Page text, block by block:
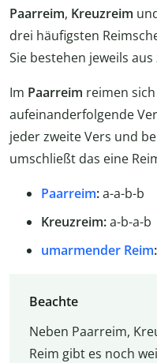
Paarreim, Kreuzreim
drei häufigsten
Sie bestehen jeweils
Im Paarreim reimen
aufeinanderfolgende
jeder zweite Vers und
umschließt das eine
Paarreim:a-a-b-b
Kreuzreim:a-b-a-b
umarmender Reim:
Beachte
Neben Paarreim,
Reim gibt es noch